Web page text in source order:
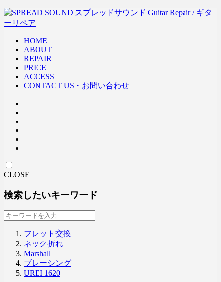
HOME
ABOUT
REPAIR
PRICE
ACCESS
CONTACT US・お問い合わせ
CLOSE
検索したいキーワード
フレット交換
ネック折れ
Marshall
ブレーシング
UREI 1620